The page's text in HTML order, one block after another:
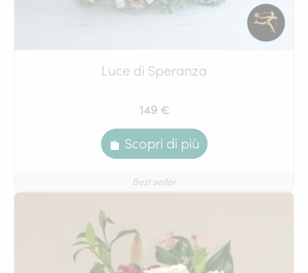
Luce di Speranza
149 €
Scopri di più
Best seller